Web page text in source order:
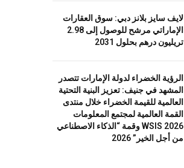
لايف سايز بلانز دبي: سوق العقارات
الإماراتي مرشح للوصول إلى 2.98
تريليون درهم بحلول 2031
الرؤية الخضراء لدولة الإمارات تتصدر
المشهد في جنيف: تعزيز البنية التحتية
العالمية للقيمة الخضراء خلال منتدى
القمة العالمية لمجتمع المعلومات
WSIS 2026 وقمة “الذكاء الاصطناعي
من أجل الخير” 2026